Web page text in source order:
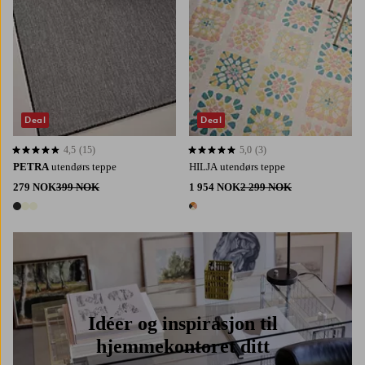
PETRA utendørs teppe
279 NOK399 NOK
3 farger
4,5 basert på 15 karaktergivninger
4,5 (15)
Deal
HILJA utendørs teppe
1 954 NOK2 299 NOK
1 farge
5,0 basert på 3 karaktergivninger
5,0 (3)
Deal
Idéer og inspirasjon til
hjemmekontoret ditt